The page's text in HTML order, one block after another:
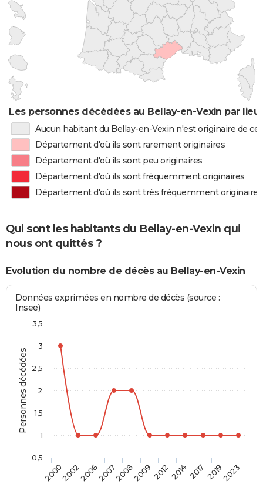
Les personnes décédées au Bellay-en-Vexin par lieu
Aucun habitant du Bellay-en-Vexin n'est originaire de
Département d'où ils sont rarement originaires
Département d'où ils sont peu originaires
Département d'où ils sont fréquemment originaires
Département d'où ils sont très fréquemment originaires
Qui sont les habitants du Bellay-en-Vexin qui
nous ont quittés ?
Evolution du nombre de décès au Bellay-en-Vexin
Personnes décédées
Données exprimées en nombre de décès (source :
Insee)
200020022006200720082009201220142017 20192023
0,5
1
1,5
2
2,5
3
3,5